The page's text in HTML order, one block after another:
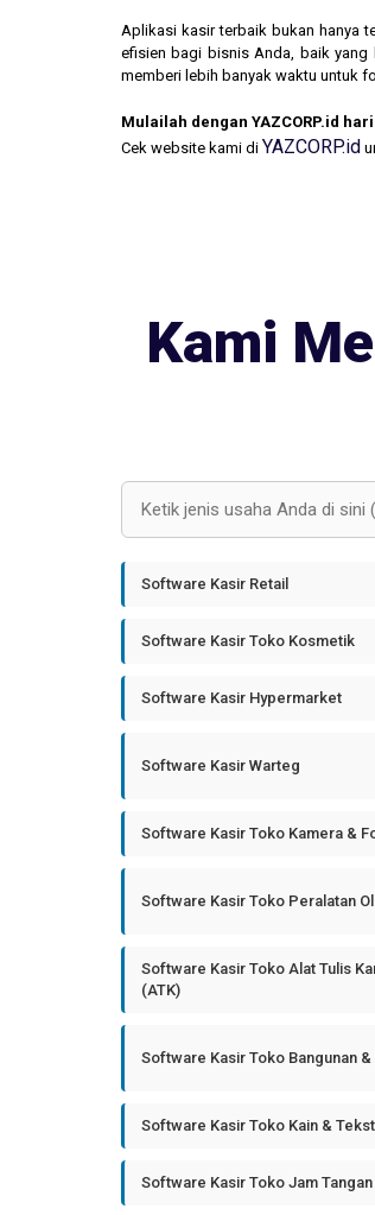
Aplikasi kasir terbaik bukan hanya
efisien bagi bisnis Anda, baik yang
memberi lebih banyak waktu untuk
Mulailah dengan YAZCORP.id
Cek website kami di YAZCORP.id
Kami
Software Kasir Retail
Software Kasir Toko Kosmetik
Software Kasir Hypermarket
Software Kasir Warteg
Software Kasir Toko Kamera &
Software Kasir Toko Peralatan
Software Kasir Toko Alat Tulis
(ATK)
Software Kasir Toko Bangunan &
Software Kasir Toko Kain &
Software Kasir Toko Jam Tangan